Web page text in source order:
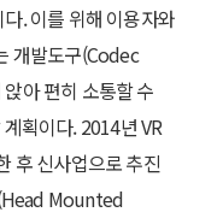
. 이를 위해 이용자와
개발도구(Codec
아 편히 소통할 수
획이다. 2014년 VR
후 신사업으로 추진
Mounted